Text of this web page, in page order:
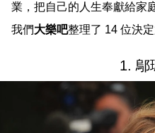
業，把自己的人生奉獻給家
我們大樂吧整理了 14 位決
1. 鄔